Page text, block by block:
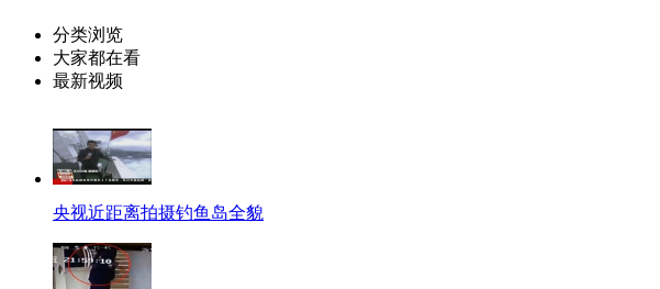
分类浏览
大家都在看
最新视频
央视近距离拍摄钓鱼岛全貌